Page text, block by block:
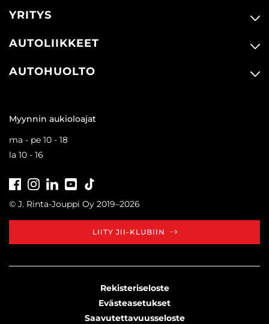
YRITYS
AUTOLIIKKEET
AUTOHUOLTO
Myynnin aukioloajat
ma - pe 10 - 18
la 10 - 16
FacebookInstagramLinkedInYoutube
© J. Rinta-Jouppi Oy 2019–2026
LIITY JII-KLUBIIN
Rekisteriseloste
Evästeasetukset
Saavutettavuusseloste